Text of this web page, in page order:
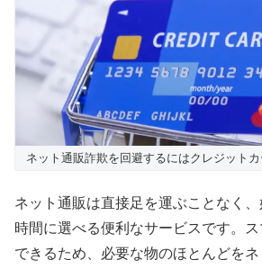
ネット通販詐欺を回避するにはクレジット
ネット通販は直接足を運ぶことなく
時間に選べる便利なサービスです。
できるため、必要な物のほとんどを